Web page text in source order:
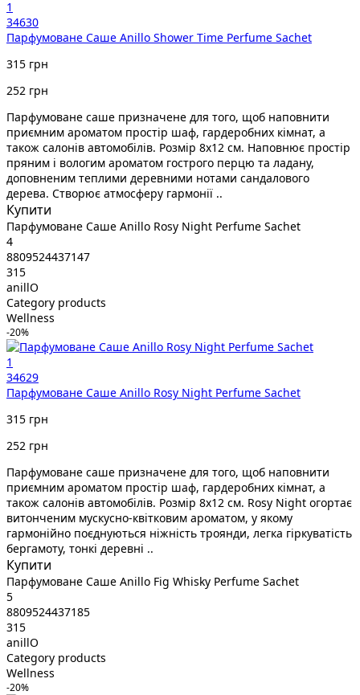
1
34630
Парфумоване Cаше Anillo Shower Time Perfume Sachet
315 грн
252 грн
Парфумоване саше призначене для того, щоб наповнити
приємним ароматом простір шаф, гардеробних кімнат, а
також салонів автомобілів. Розмір 8х12 см. Наповнює простір
пряним і вологим ароматом гострого перцю та ладану,
доповненим теплими деревними нотами сандалового
дерева. Створює атмосферу гармонії ..
Купити
Парфумоване Cаше Anillo Rosy Night Perfume Sachet
4
8809524437147
315
anillO
Category products
Wellness
-20%
1
34629
Парфумоване Cаше Anillo Rosy Night Perfume Sachet
315 грн
252 грн
Парфумоване саше призначене для того, щоб наповнити
приємним ароматом простір шаф, гардеробних кімнат, а
також салонів автомобілів. Розмір 8х12 см. Rosy Night огортає
витонченим мускусно-квітковим ароматом, у якому
гармонійно поєднуються ніжність троянди, легка гіркуватість
бергамоту, тонкі деревні ..
Купити
Парфумоване Cаше Anillo Fig Whisky Perfume Sachet
5
8809524437185
315
anillO
Category products
Wellness
-20%